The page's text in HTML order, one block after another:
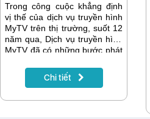
Trong công cuộc khẳng định
vị thế của dịch vụ truyền hình
MyTV trên thị trường, suốt 12
năm qua, Dịch vụ truyền hình
MyTV đã có những bước phát
chất, tạo nên những "trái
ngọt" ấn tượng.
Chi tiết